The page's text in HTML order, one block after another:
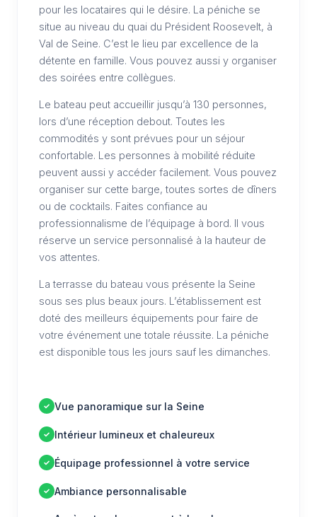
pour les locataires qui le désire. La péniche se
situe au niveau du quai du Président Roosevelt, à
Val de Seine. C’est le lieu par excellence de la
détente en famille. Vous pouvez aussi y organiser
des soirées entre collègues.
Le bateau peut accueillir jusqu’à 130 personnes,
lors d’une réception debout. Toutes les
commodités y sont prévues pour un séjour
confortable. Les personnes à mobilité réduite
peuvent aussi y accéder facilement. Vous pouvez
organiser sur cette barge, toutes sortes de dîners
ou de cocktails. Faites confiance au
professionnalisme de l’équipage à bord. Il vous
réserve un service personnalisé à la hauteur de
vos attentes.
La terrasse du bateau vous présente la Seine
sous ses plus beaux jours. L’établissement est
doté des meilleurs équipements pour faire de
votre événement une totale réussite. La péniche
est disponible tous les jours sauf les dimanches.
Vue panoramique sur la Seine
Intérieur lumineux et chaleureux
Équipage professionnel à votre service
Ambiance personnalisable